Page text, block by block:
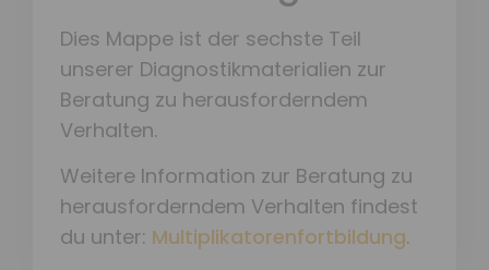
Dies Mappe ist der sechste Teil
unserer Diagnostikmaterialien zur
Beratung zu herausforderndem
Verhalten.
Weitere Information zur Beratung zu
herausforderndem Verhalten findest
du unter: Multiplikatorenfortbildung.